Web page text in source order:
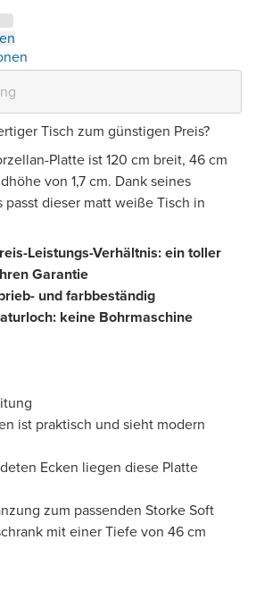
Tisch zum günstigen Preis?
Platte ist 120 cm breit, 46 cm
von 1,7 cm. Dank seines
dieser matt weiße Tisch in
Leistungs-Verhältnis: ein toller
Garantie
und farbbeständig
keine Bohrmaschine
ist praktisch und sieht modern
Ecken liegen diese Platte
zum passenden Storke Soft
mit einer Tiefe von 46 cm